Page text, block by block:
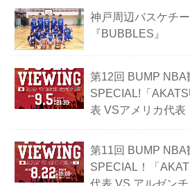
神戸周辺バスケチ
『BUBBLES』
第12回 BUMP NBA
SPECIAL!「
表 VSアメリカ代表
第11回 BUMP NBA
SPECIAL！「
代表 VS アルゼン